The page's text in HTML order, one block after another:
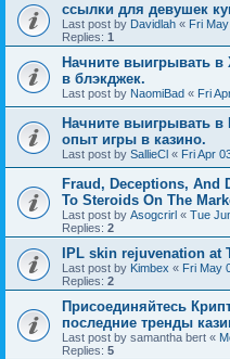
ссылки для девушек
Last post by Davidlah « Fri
Replies: 1
Начните выигрывать
в блэкджек.
Last post by NaomiBad « Fri
Начните выигрывать
опыт игры в казино.
Last post by SallieCl « Fri Apr
Fraud, Deceptions, And
To Steroids On The
Last post by Asogcrirl « Tue
Replies: 2
IPL skin rejuvenation at
Last post by Kimbex « Fri May
Replies: 2
Присоединяйтесь
последние тренды
Last post by samantha bert «
Replies: 5